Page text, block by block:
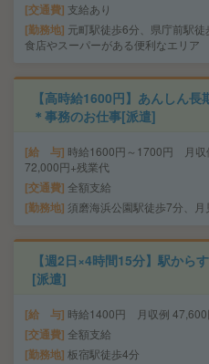
交通費 支給あり
勤務地 元町駅徒歩6分、県庁前駅
食店やスーパーがある便利なエリア
【高時給1600円】あんしん
＊事務のお仕事[派遣]
給 与 時給1600円～1700円 月収
72,000円+残業代
交通費 全額支給
勤務地 須磨海浜公園駅徒歩7分、
【週2日×4時間15分】駅から
[派遣]
給 与 時給1400円 月収例 47,600
交通費 全額支給
勤務地 板宿駅徒歩4分